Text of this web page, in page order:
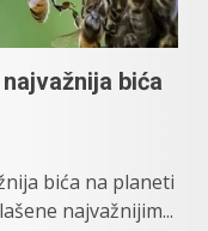
bića
bića na planeti
najvažnijim...